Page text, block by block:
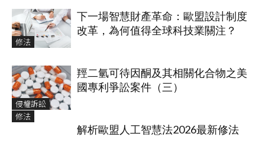
修法
下一場智慧財產革命：歐盟設計制度
改革，為何值得全球科技業關注？
侵權訴訟
羥二氫可待因酮及其相關化合物之美
國專利爭訟案件（三）
修法
解析歐盟人工智慧法2026最新修法